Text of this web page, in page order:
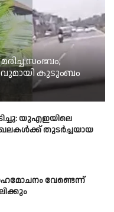
സംഭവം;
കുടുംബം
യുഎഇയിലെ
തുടർച്ചയായ
വേണ്ടെന്ന്